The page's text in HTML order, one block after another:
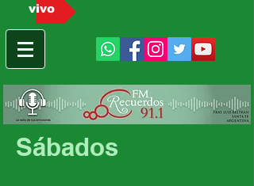
vivo
Sábados